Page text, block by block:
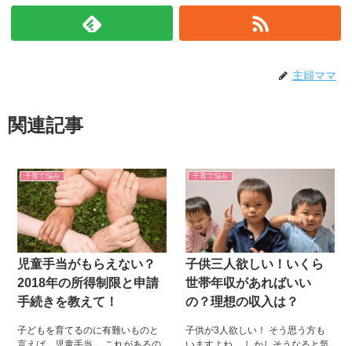
主婦ママ
関連記事
子育て悩み
児童手当がもらえない？
2018年の所得制限と申請
手続きを教えて！
子どもを育てるのに有難いものと
子育て悩み
子供三人欲しい！いくら
世帯年収があればいい
の？理想の収入は？
子供が3人欲しい！ そう思う方も